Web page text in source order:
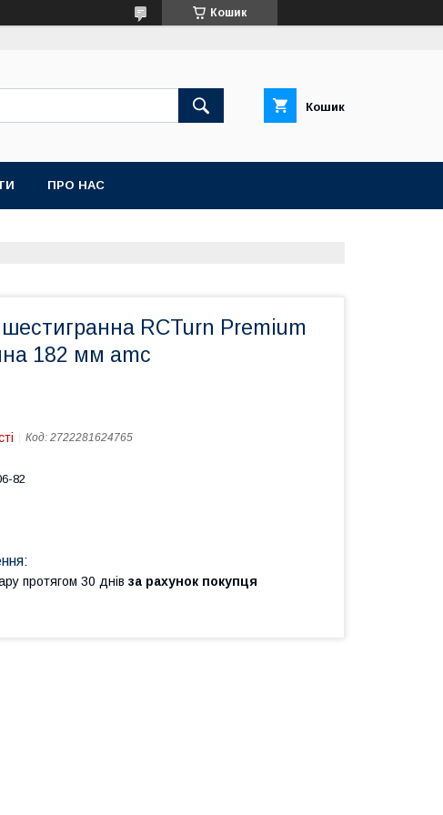
Кошик
Кошик
ПРО НАС
RCTurn Premium
182 мм amc
Код: 2722281624765
82
протягом 30 днів за рахунок покупця